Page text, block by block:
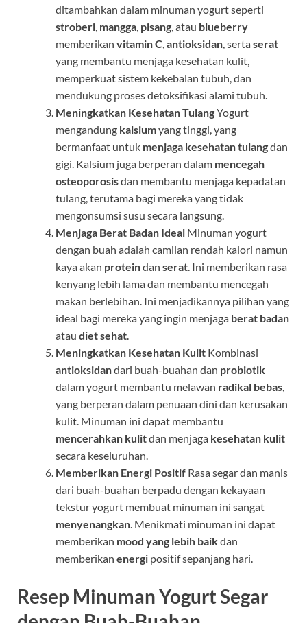
ditambahkan dalam minuman yogurt seperti
stroberi, mangga, pisang, atau blueberry
memberikan vitamin C,antioksidan, sertaserat
yang membantu menjaga kesehatan kulit,
memperkuat sistem kekebalan tubuh, dan
mendukung proses detoksifikasi alami tubuh.
Meningkatkan Kesehatan TulangYogurt
mengandung kalsiumyang tinggi, yang
bermanfaat untuk menjaga kesehatan tulangdan
gigi. Kalsium juga berperan dalam mencegah
osteoporosisdan membantu menjaga kepadatan
tulang, terutama bagi mereka yang tidak
mengonsumsi susu secara langsung.
Menjaga Berat Badan Ideal Minuman yogurt
dengan buah adalah camilan rendah kalori namun
kaya akan proteindan serat. Ini memberikan rasa
kenyang lebih lama dan membantu mencegah
makan berlebihan. Ini menjadikannya pilihan yang
ideal bagi mereka yang ingin menjaga berat badan
atau diet sehat.
Meningkatkan Kesehatan Kulit Kombinasi
antioksidandari buah-buahan dan probiotik
dalam yogurt membantu melawan radikal bebas,
yang berperan dalam penuaan dini dan kerusakan
kulit. Minuman ini dapat membantu
mencerahkan kulitdan menjaga kesehatan kulit
secara keseluruhan.
Memberikan Energi Positif Rasa segar dan manis
dari buah-buahan berpadu dengan kekayaan
tekstur yogurt membuat minuman ini sangat
menyenangkan. Menikmati minuman ini dapat
memberikan mood yang lebih baikdan
memberikan energi positif sepanjang hari.
Resep Minuman Yogurt Segar